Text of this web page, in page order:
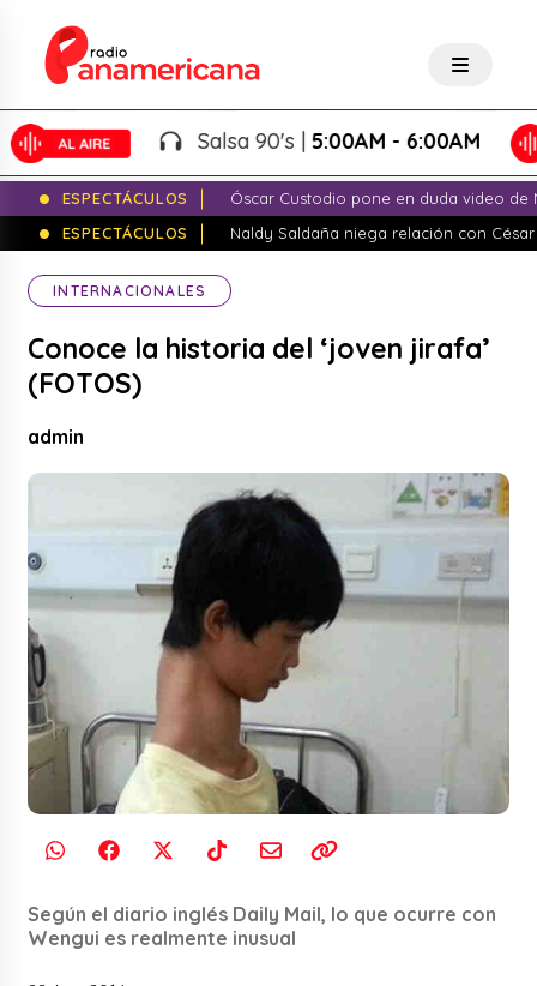
Salsa 90's |5:00AM - 6:00AM
ESPECTÁCULOS
Óscar Custodio pone en duda video de
ESPECTÁCULOS
Naldy Saldaña niega relación con
INTERNACIONALES
Conoce la historia del ‘joven jirafa’
(FOTOS)
admin
Según el diario inglés Daily Mail, lo que ocurre con
Wengui es realmente inusual